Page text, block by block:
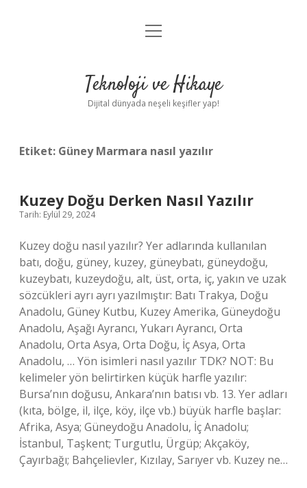
Anasayfa
Yasal Uyarı
menüyü
Teknoloji ve Hikaye
Dijital dünyada neşeli keşifler yap!
Etiket: Güney Marmara nasıl yazılır
Kuzey Doğu Derken Nasıl Yazılır
Tarih: Eylül 29, 2024
Kuzey doğu nasıl yazılır? Yer adlarında kullanılan
batı, doğu, güney, kuzey, güneybatı, güneydoğu,
kuzeybatı, kuzeydoğu, alt, üst, orta, iç, yakın ve uzak
sözcükleri ayrı ayrı yazılmıştır: Batı Trakya, Doğu
Anadolu, Güney Kutbu, Kuzey Amerika, Güneydoğu
Anadolu, Aşağı Ayrancı, Yukarı Ayrancı, Orta
Anadolu, Orta Asya, Orta Doğu, İç Asya, Orta
Anadolu, … Yön isimleri nasıl yazılır TDK? NOT: Bu
kelimeler yön belirtirken küçük harfle yazılır:
Bursa’nın doğusu, Ankara’nın batısı vb. 13. Yer adları
(kıta, bölge, il, ilçe, köy, ilçe vb.) büyük harfle başlar:
Afrika, Asya; Güneydoğu Anadolu, İç Anadolu;
İstanbul, Taşkent; Turgutlu, Ürgüp; Akçaköy,
Çayırbağı; Bahçelievler, Kızılay, Sarıyer vb. Kuzey ne…